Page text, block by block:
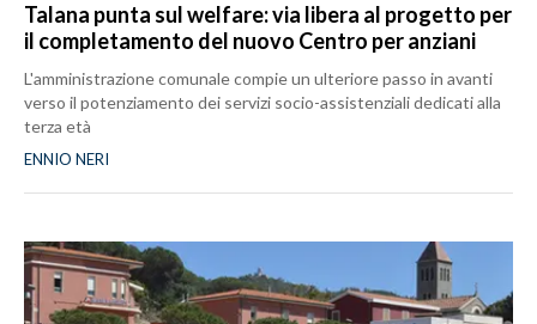
Talana punta sul welfare: via libera al progetto per
il completamento del nuovo Centro per anziani
L'amministrazione comunale compie un ulteriore passo in avanti
verso il potenziamento dei servizi socio-assistenziali dedicati alla
terza età
ENNIO NERI